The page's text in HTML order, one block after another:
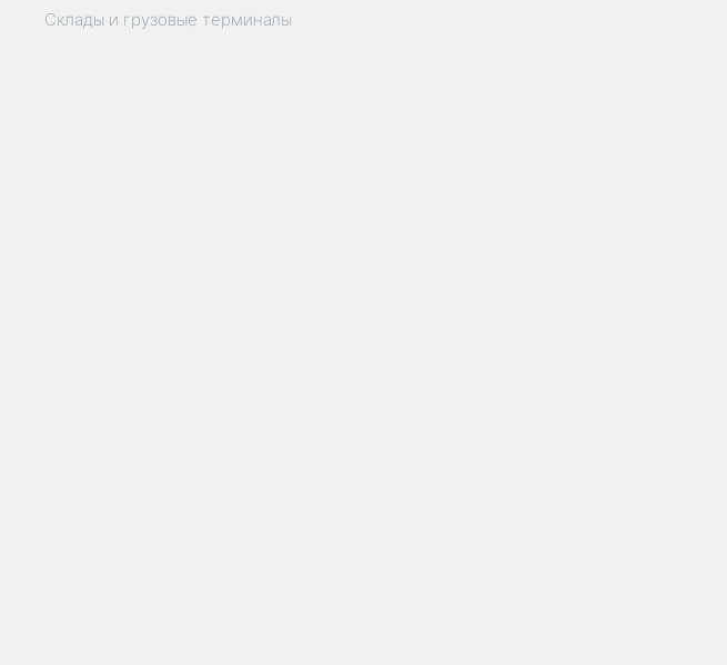
Склады и грузовые терминалы